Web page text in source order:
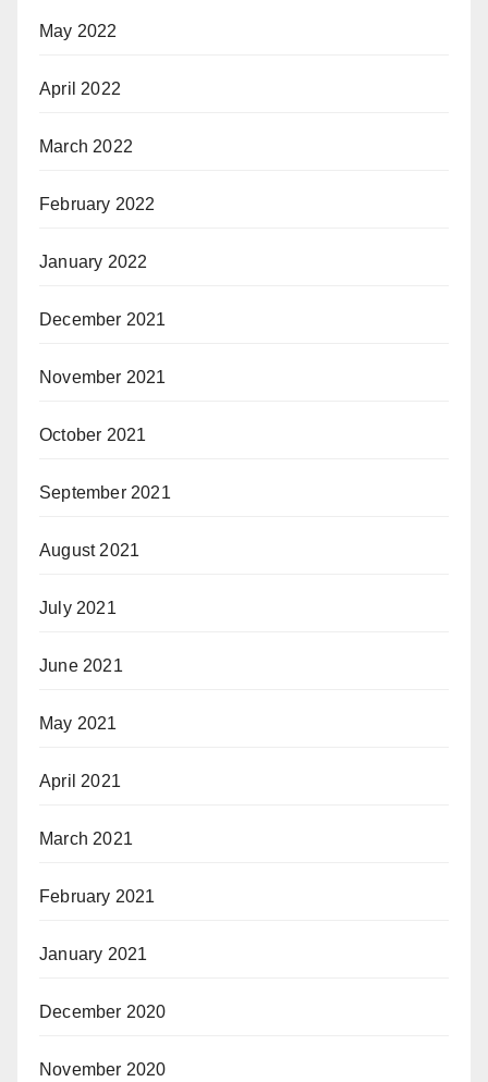
May 2022
April 2022
March 2022
February 2022
January 2022
December 2021
November 2021
October 2021
September 2021
August 2021
July 2021
June 2021
May 2021
April 2021
March 2021
February 2021
January 2021
December 2020
November 2020